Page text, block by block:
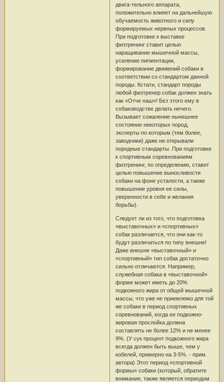
двига-тельного аппарата,
положительно влияет на дальнейшую
обучаемость животного и силу
формируемых нервных процессов.
При подготовке к выставке
физтренинг ставит целью
наращивание мышечной массы,
усиление пигментации,
формирование движений собаки в
соответствии со стандартом данной
породы. Кстати, стандарт породы
любой физтренер собак должен знать
как «Отче наш»! Без этого ему в
собаководстве делать нечего.
Вызывает сожаление нынешнее
состояние некоторых пород,
эксперты по которым (тем более,
заводчики) даже не открывали
породные стандарты. При подготовке
к спортивным соревнованиям
физтренинг, по определению, ставит
целью повышение выносливости
собаки на фоне усталости, а также
повышение уровня ее силы,
уверенности в себе и желания
борьбы).
Следует ли из того, что подготовка
«выставочных» и «спортивных»
собак различается, что они как-то
будут различаться по типу внешне!
Даже внешне «выставочный» и
«спортивный» тип собак достаточно
сильно отличаются. Например,
служебная собака в «выставочной»
форме может иметь до 20%
подкожного жира от общей мышечной
массы, что уже не приемлемо для той
же собаки в период спортивных
соревнований, когда ее подкожно-
жировая прослойка должна
составлять не более 12% и не менее
9%. (У сук процент подкожного жира
всегда должен быть выше, чем у
кобелей, примерно на 3-5%. - прим.
автора) Этот период «спортивной
формы» собаки (который, обратите
внимание, также является периодом